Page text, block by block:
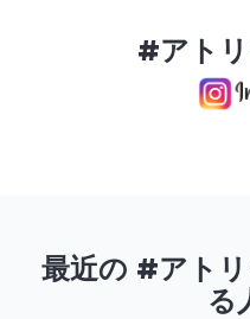
#アト
最近の #アト
る